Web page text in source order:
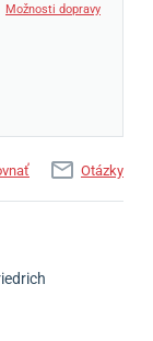
Možnosti dopravy
Otázky